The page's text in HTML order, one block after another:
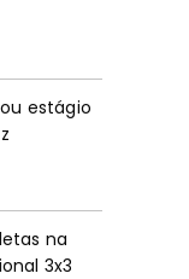
estágio
na
3x3